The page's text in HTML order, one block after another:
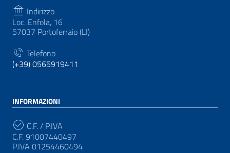
Indirizzo
Loc. Enfola, 16
57037 Portoferraio (LI)
Telefono
(+39) 0565919411
INFORMAZIONI
C.F. / P.IVA
C.F. 91007440497
P.IVA 01254460494